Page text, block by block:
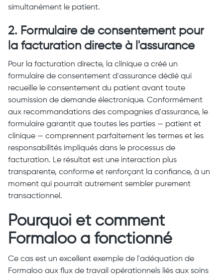
simultanément le patient.
2. Formulaire de consentement pour
la facturation directe à l'assurance
Pour la facturation directe, la clinique a créé un
formulaire de consentement d'assurance dédié qui
recueille le consentement du patient avant toute
soumission de demande électronique. Conformément
aux recommandations des compagnies d'assurance, le
formulaire garantit que toutes les parties — patient et
clinique — comprennent parfaitement les termes et les
responsabilités impliqués dans le processus de
facturation. Le résultat est une interaction plus
transparente, conforme et renforçant la confiance, à un
moment qui pourrait autrement sembler purement
transactionnel.
Pourquoi et comment
Formaloo a fonctionné
Ce cas est un excellent exemple de l'adéquation de
Formaloo aux flux de travail opérationnels liés aux soins